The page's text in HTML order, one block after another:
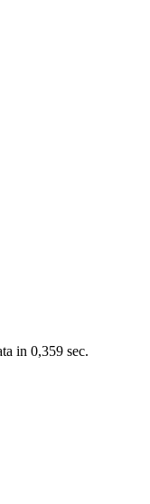
in 0,359 sec.